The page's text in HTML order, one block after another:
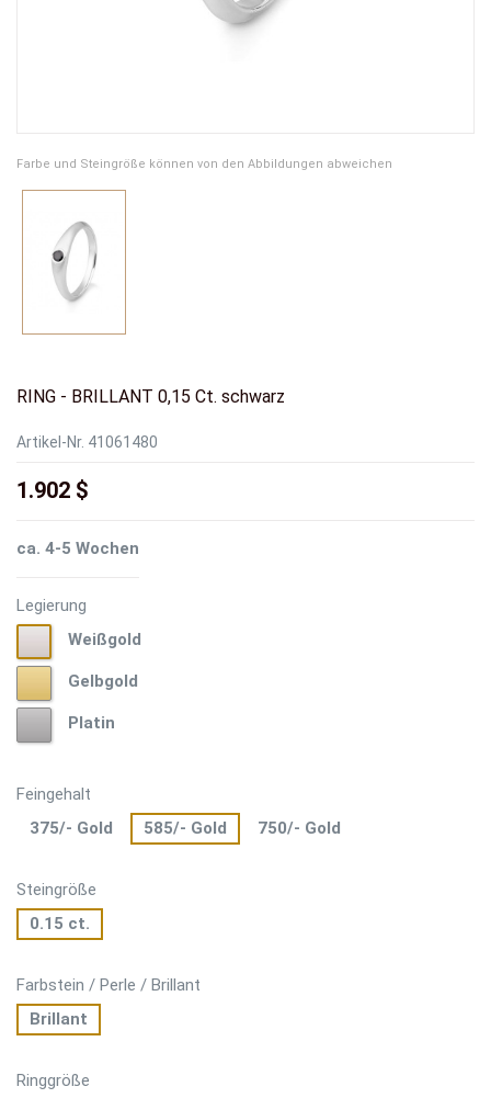
Farbe und Steingröße können von den Abbildungen abweichen
RING - BRILLANT 0,15 Ct. schwarz
Artikel-Nr. 41061480
1.902 $
ca. 4-5 Wochen
Legierung
WeißgoldWeißgold
GelbgoldGelbgold
Platin
Feingehalt
375/- Gold
585/- Gold 750/- Gold
Steingröße
0.15 ct.
Farbstein / Perle / Brillant
Brillant
Ringgröße